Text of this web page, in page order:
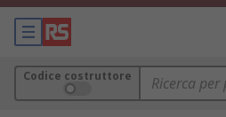
Codice costruttore